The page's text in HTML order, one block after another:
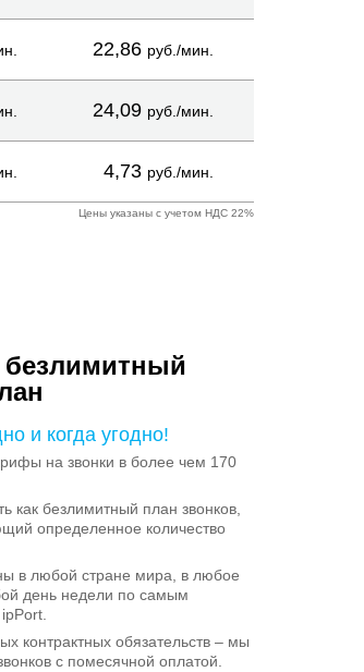
22,86 руб./мин.
24,09 руб./мин.
4,73 руб./мин.
Цены указаны с учетом НДС 22%
безлимитный
и когда угодно!
на звонки в более чем 170
как безлимитный план звонков,
определенное количество
в любой стране мира, в любое
день недели по самым
контрактных обязательств – мы
с помесячной оплатой.